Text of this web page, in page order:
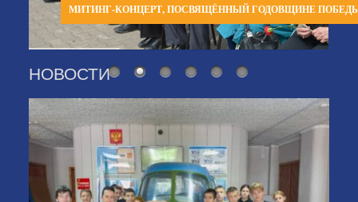
МИТИНГ-КОНЦЕРТ, ПОСВЯЩЁННЫЙ ГОДОВЩИНЕ
НОВОСТИ